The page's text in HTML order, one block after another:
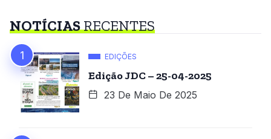
NOTÍCIASRECENTES
EDIÇÕES
Edição JDC – 25-04-2025
23 De Maio De 2025